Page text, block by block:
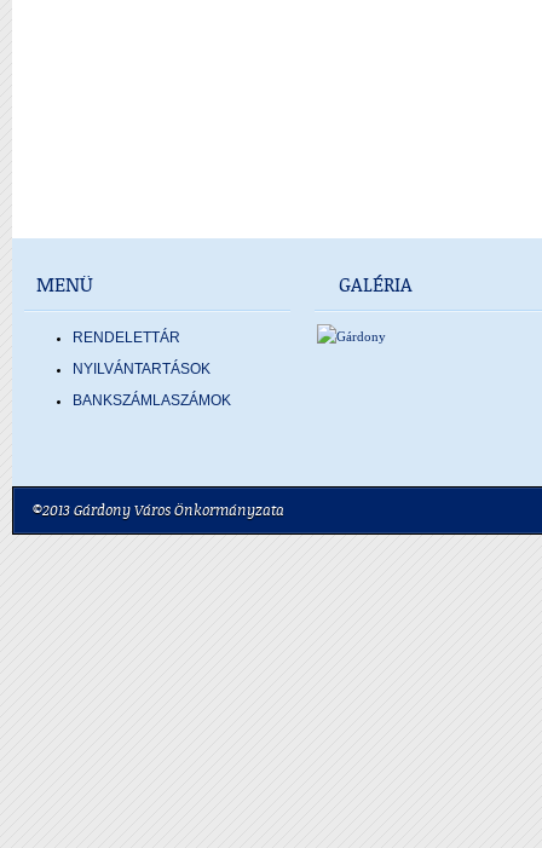
MENÜ
RENDELETTÁR
NYILVÁNTARTÁSOK
BANKSZÁMLASZÁMOK
GALÉRIA
©2013 Gárdony Város Önkormányzata